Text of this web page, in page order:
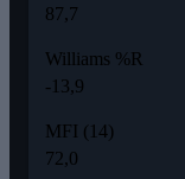
87,7
Williams %R
-13,9
MFI (14)
72,0